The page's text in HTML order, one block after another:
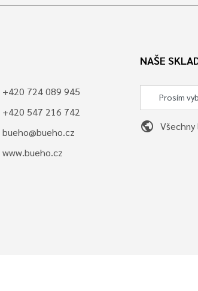
+420 724 089 945
+420 547 216 742
bueho@bueho.cz
www.bueho.cz
NAŠE
public